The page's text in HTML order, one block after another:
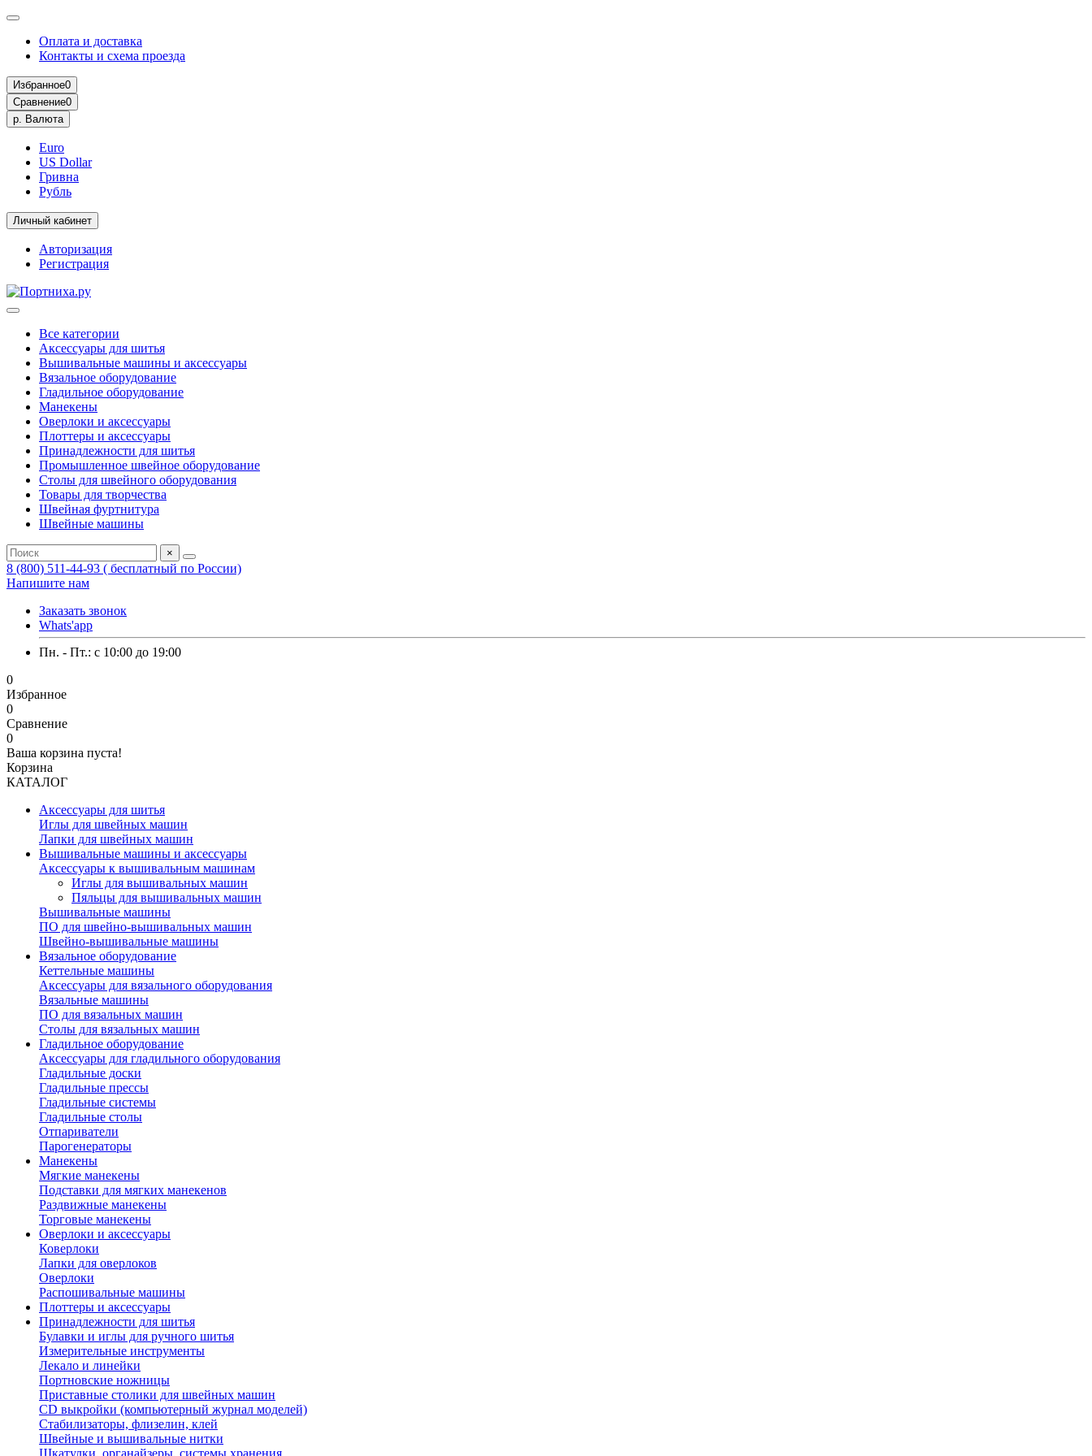
Оплата и доставка
Контакты и схема проезда
Избранное0
Сравнение0
р. Валюта
Euro
US Dollar
Гривна
Рубль
Личный кабинет
Авторизация
Регистрация
Все категории
Аксессуары для шитья
Вышивальные машины и аксессуары
Вязальное оборудование
Гладильное оборудование
Манекены
Оверлоки и аксессуары
Плоттеры и аксессуары
Принадлежности для шитья
Промышленное швейное оборудование
Столы для швейного оборудования
Товары для творчества
Швейная фуртнитура
Швейные машины
×
8 (800) 511-44-93 ( бесплатный по России)
Напишите нам
Заказать звонок
Whats'app
Пн. - Пт.: c 10:00 до 19:00
0
Избранное
0
Сравнение
0
Ваша корзина пуста!
Корзина
КАТАЛОГ
Аксессуары для шитья
Иглы для швейных машин
Лапки для швейных машин
Вышивальные машины и аксессуары
Аксессуары к вышивальным машинам
Иглы для вышивальных машин
Пяльцы для вышивальных машин
Вышивальные машины
ПО для швейно-вышивальных машин
Швейно-вышивальные машины
Вязальное оборудование
Кеттельные машины
Аксессуары для вязального оборудования
Вязальные машины
ПО для вязальных машин
Столы для вязальных машин
Гладильное оборудование
Аксессуары для гладильного оборудования
Гладильные доски
Гладильные прессы
Гладильные системы
Гладильные столы
Отпариватели
Парогенераторы
Манекены
Мягкие манекены
Подставки для мягких манекенов
Раздвижные манекены
Торговые манекены
Оверлоки и аксессуары
Коверлоки
Лапки для оверлоков
Оверлоки
Распошивальные машины
Плоттеры и аксессуары
Принадлежности для шитья
Булавки и иглы для ручного шитья
Измерительные инструменты
Лекало и линейки
Портновские ножницы
Приставные столики для швейных машин
СD выкройки (компьютерный журнал моделей)
Стабилизаторы, флизелин, клей
Швейные и вышивальные нитки
Шкатулки, органайзеры, системы хранения